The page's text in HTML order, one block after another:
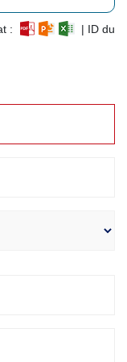
:
| ID du